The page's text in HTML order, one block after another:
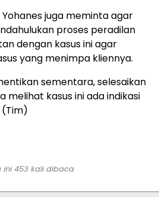
juga meminta agar
proses peradilan
dengan kasus ini agar
yang menimpa kliennya.
sementara, selesaikan
melihat kasus ini ada indikasi
(Tim)
ini 453 kali dibaca